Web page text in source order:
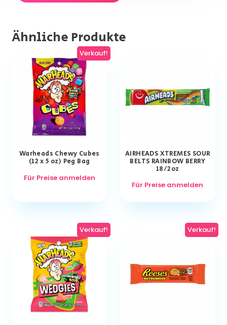
Ähnliche Produkte
Verkauf!
Warheads Chewy Cubes
(12 x 5 oz) Peg Bag
Für Preise anmelden
AIRHEADS XTREMES SOUR
BELTS RAINBOW BERRY
18/2oz
Für Preise anmelden
Verkauf! Verkauf!